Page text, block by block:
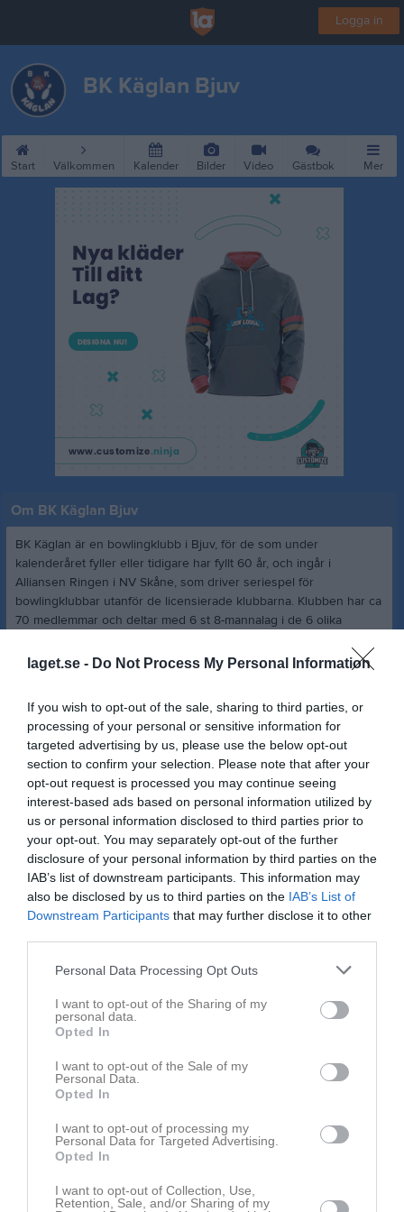
laget.se - Do Not Process My Personal Information
If you wish to opt-out of the sale, sharing to third parties, or
processing of your personal or sensitive information for
targeted advertising by us, please use the below opt-out
section to confirm your selection. Please note that after your
opt-out request is processed you may continue seeing
interest-based ads based on personal information utilized by
us or personal information disclosed to third parties prior to
your opt-out. You may separately opt-out of the further
disclosure of your personal information by third parties on the
IAB’s list of downstream participants. This information may
also be disclosed by us to third parties on the IAB’s List of
Downstream Participants that may further disclose it to other
Personal Data Processing Opt Outs
I want to opt-out of the Sharing of my
personal data.
Opted In
I want to opt-out of the Sale of my
Personal Data.
Opted In
I want to opt-out of processing my
Personal Data for Targeted Advertising.
Opted In
I want to opt-out of Collection, Use,
Retention, Sale, and/or Sharing of my
Logga in
BK Käglan Bjuv
Start Välkommen Kalender Bilder Video Gästbok Mer
Om BK Käglan Bjuv
BK Käglan är en bowlingklubb i Bjuv, för de som under
kalenderåret fyller eller tidigare har fyllt 60 år, och ingår i
Alliansen Ringen i NV Skåne, som driver seriespel för
bowlingklubbar utanför de licensierade klubbarna. Klubben har ca
70 medlemmar och deltar med 6 st 8-mannalag i de 6 olika
bildades 1980 och det behövs inga tidigare meriter inom
Vår Styrelse: Jan Engkvist (ordf), Bo Carlsson (kassör), Göran
Olsson, Birgitta Andersson och Tommy Eidfelt (sekr)
Våra medlemmar kommer från orterna i närheten, främst Bjuv,
Billesholm och Ekeby men även från angränsande kommuner.
Utöver seriespel så genomförs månadstävlingar och
klubbmästerskap. Gemenskapen, bowlingens höga sociala effekt
och att vi utövar en sport gör att vi ser på vår verksamhet som
kvalificerad friskvård och hälsovård för människor på ålderns
höst!
dagtid måndag - fredag. Hemmamatcherna spelas normalt på
onsdagar, men även ibland på måndagar. Säsongen pågår från
början av augusti till slutet av april / början på maj.
gäller verksamhet för pensionärer / blivande pensionärer.
Samtliga orter i NV Skåne med bowlinghallar finns med såsom
Åstorp, Örkelljunga, Tyringe, Perstorp, Klippan, Svalöv, Eslöv och
Hässleholm. Innevarande säsong är inte mindre än 66 st 8-
Länk dit finns under "Länkar". Här finns också förteckning över bl
a lagledare för de olika lagen inom respektive klubb.